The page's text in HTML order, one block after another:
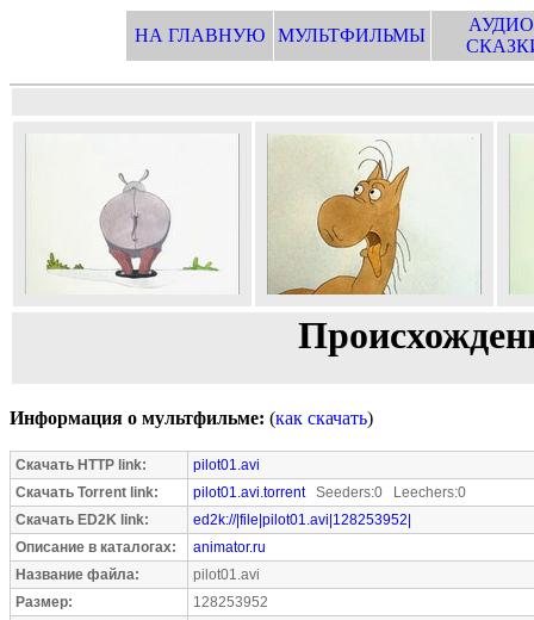
НА ГЛАВНУЮ МУЛЬТФИЛЬМЫ
Информация о мультфильме: (как скачать)
Скачать HTTP link:
pilot01.avi
Скачать Torrent link:
pilot01.avi.torrentSeeders:0 Leechers:0
Скачать ED2K link:
ed2k://|file|pilot01.avi|128253952|
Описание в каталогах:
animator.ru
Название файла:
pilot01.avi
Размер:
128253952